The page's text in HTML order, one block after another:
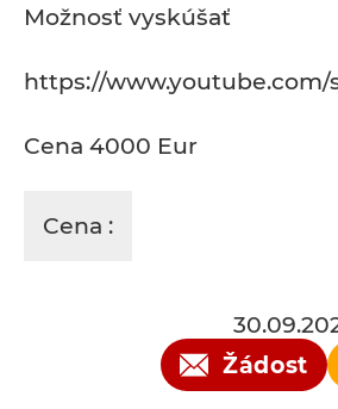
Možnosť vyskúšať
https://www.youtube.com/
Cena 4000 Eur
Cena :
Žádost